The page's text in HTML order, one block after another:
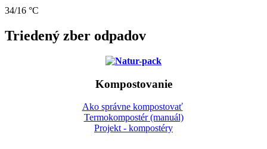
34/16 °C
Triedený zber odpadov
Kompostovanie
Ako správne kompostovať
Termokompostér (manuál)
Projekt - kompostéry